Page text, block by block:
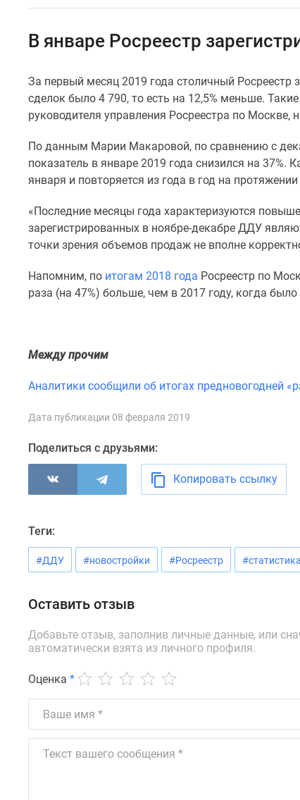
помещения
застройщики
Панорамы
новостроек
новостроек
Экспертиза
новостроек
Экология
Подмосковья
комнатные
Ипотечный
ипотека
ипотека
программы
недвижимости
Мнение
эксперта
Покупателю
новостроек
Эксперты
авторы
Контакты
Реклама
В январе Росреестр
За первый месяц 2019 года столичный Росреестр
сделок было 4 790, то есть на 12,5% меньше.
руководителя управления Росреестра по
По данным Марии Макаровой, по сравнению с
показатель в январе 2019 года снизился на 37%.
января и повторяется из года в год на
«Последние месяцы года характеризуются
зарегистрированных в ноябре-декабре ДДУ
точки зрения объемов продаж не вполне
Напомним, по итогам 2018 года Росреестр по
раза (на 47%) больше, чем в 2017 году, когда
Между прочим
Аналитики сообщили об итогах предновогодней
Дата публикации 08 февраля 2019
Поделиться с друзьями:
Копировать ссылку
Теги:
#ДДУ #новостройки #Росреестр #статистика
Оставить отзыв
Добавьте отзыв, заполнив личные данные, или
автоматически взята из личного профиля.
Оценка *